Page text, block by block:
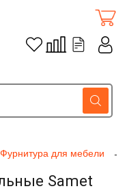
для мебели
Samet